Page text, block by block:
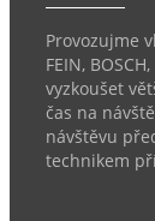
Provozujme
FEIN,
vyzkoušet
čas na
návštěvu
technikem